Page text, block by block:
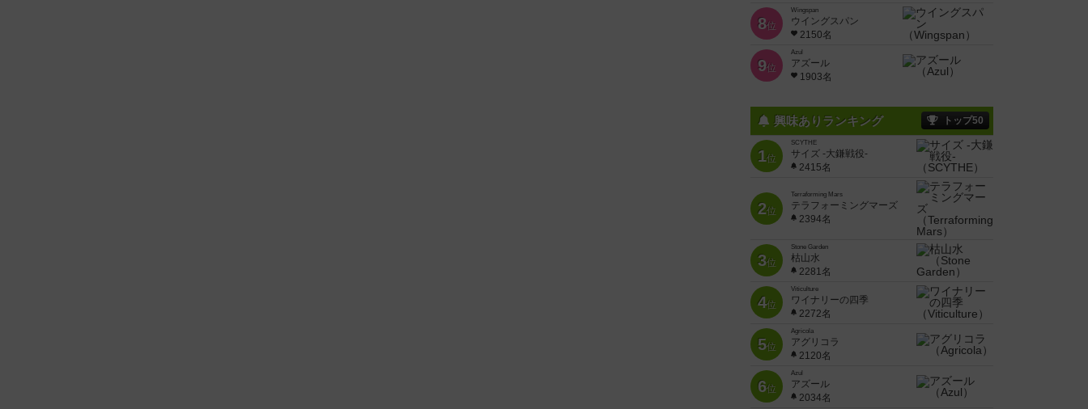
8位
Wingspan
ウイングスパン
2150名
9位
Azul
アズール
1903名
興味ありランキング トップ50
1位
SCYTHE
サイズ -大鎌戦役-
2415名
2位
Terraforming Mars
テラフォーミングマーズ
2394名
3位
Stone Garden
枯山水
2281名
4位
Viticulture
ワイナリーの四季
2272名
5位
Agricola
アグリコラ
2120名
6位
Azul
アズール
2034名